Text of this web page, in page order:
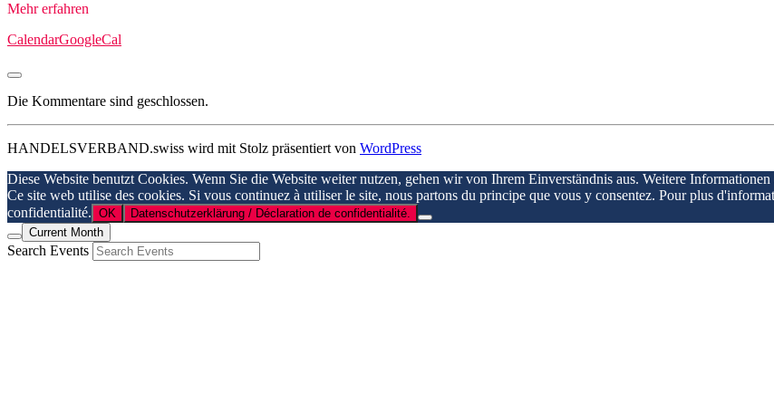
Mehr erfahren
CalendarGoogleCal
Die Kommentare sind geschlossen.
HANDELSVERBAND.swiss wird mit Stolz präsentiert von WordPress
Diese Website benutzt Cookies. Wenn Sie die Website weiter nutzen, gehen wir von Ihrem Einverständnis aus. Weitere
Ce site web utilise des cookies. Si vous continuez à utiliser le site, nous partons du principe que vous y consentez. Pour plus
confidentialité. OK
Datenschutzerklärung / Déclaration de confidentialité.
Current Month
Search Events